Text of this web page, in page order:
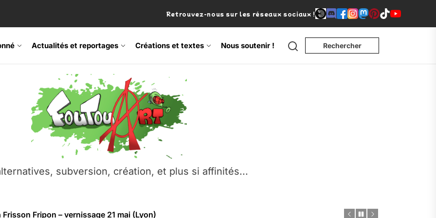
Retrouvez-nous sur les réseaux sociaux !
Actualités et reportages Créations et textes Nous soutenir ! Search Rechercher
subversion, création, et plus si affinités...
Frisson Fripon – vernissage 21 mai (Lyon)
Festival – Samedi 18 juillet (Vaulx-en-Velin)
– Ŝtono, un livre réalisé par Michaël Moretti & Pierre Lacôte
contre l’A412 à l’Établi (Haute-Savoie)
Fripon – vernissage 21 mai (Lyon)